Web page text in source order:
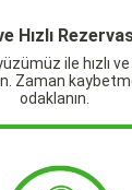
Hızlı
ile hızlı
Zaman
odaklanın.